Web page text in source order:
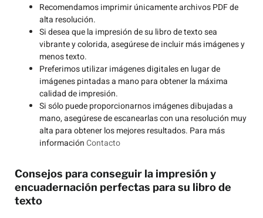
Recomendamos imprimir únicamente archivos PDF de
alta resolución.
Si desea que la impresión de su libro de texto sea
vibrante y colorida, asegúrese de incluir más imágenes y
menos texto.
Preferimos utilizar imágenes digitales en lugar de
imágenes pintadas a mano para obtener la máxima
calidad de impresión.
Si sólo puede proporcionarnos imágenes dibujadas a
mano, asegúrese de escanearlas con una resolución muy
alta para obtener los mejores resultados. Para más
informaciónContacto
Consejos para conseguir la impresión y
encuadernación perfectas para su libro de
texto